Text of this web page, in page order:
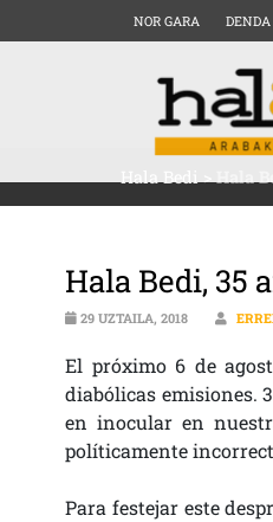
NOR GARA DENDA
Hala Bedi>Hala
Hala Bedi, 35
29 UZTAILA, 2018
El próximo 6 de
diabólicas emisiones.
en inocular en
políticamente
Para festejar este